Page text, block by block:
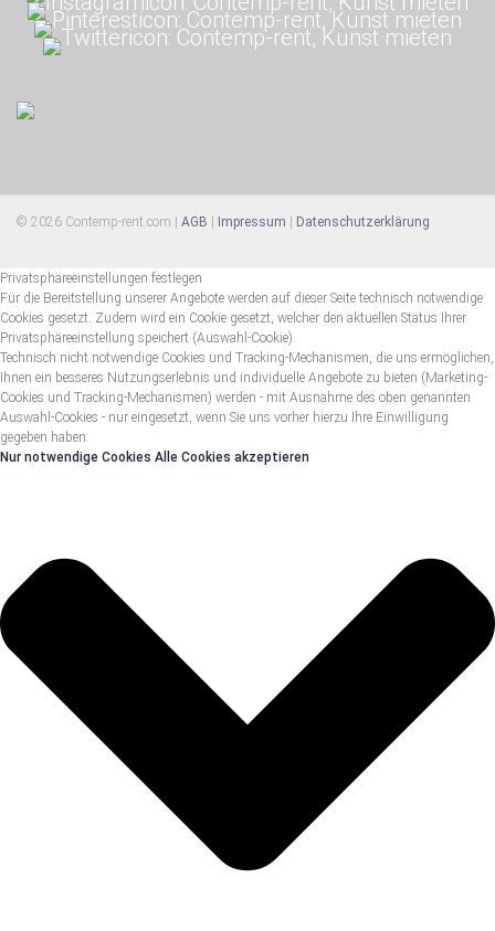
© 2026 Contemp-rent.com | AGB | Impressum | Datenschutzerklärung
Privatsphäreeinstellungen festlegen
Für die Bereitstellung unserer Angebote werden auf dieser Seite technisch notwendige
Cookies gesetzt. Zudem wird ein Cookie gesetzt, welcher den aktuellen Status Ihrer
Privatsphäreeinstellung speichert (Auswahl-Cookie).
Technisch nicht notwendige Cookies und Tracking-Mechanismen, die uns ermöglichen,
Ihnen ein besseres Nutzungserlebnis und individuelle Angebote zu bieten (Marketing-
Cookies und Tracking-Mechanismen) werden - mit Ausnahme des oben genannten
Auswahl-Cookies - nur eingesetzt, wenn Sie uns vorher hierzu Ihre Einwilligung
gegeben haben.
Nur notwendige Cookies Alle Cookies akzeptieren